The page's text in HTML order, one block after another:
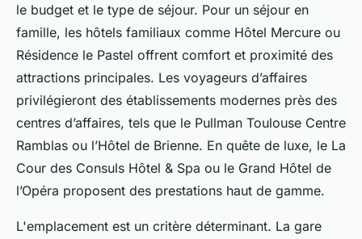
le budget et le type de séjour. Pour un séjour en
famille, les hôtels familiaux comme Hôtel Mercure ou
Résidence le Pastel offrent comfort et proximité des
attractions principales. Les voyageurs d’affaires
privilégieront des établissements modernes près des
centres d’affaires, tels que le Pullman Toulouse Centre
Ramblas ou l’Hôtel de Brienne. En quête de luxe, le La
Cour des Consuls Hôtel & Spa ou le Grand Hôtel de
l’Opéra proposent des prestations haut de gamme.
L'emplacement est un critère déterminant. La gare